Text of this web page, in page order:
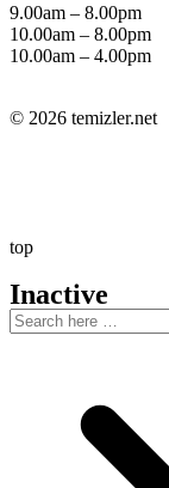
9.00am – 8.00pm
10.00am – 8.00pm
10.00am – 4.00pm
© 2026 temizler.net
top
Inactive